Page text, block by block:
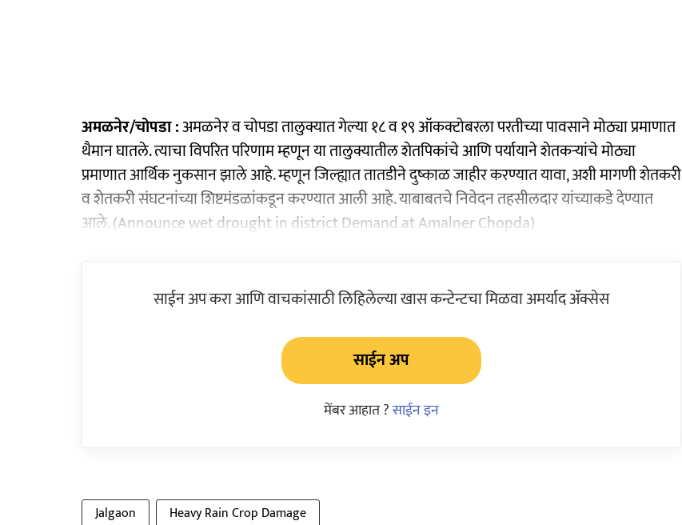
अमळनेर/चोपडा :अमळनेर व चोपडा तालुक्यात गेल्या १८ व १९ ऑकक्टोबरला परतीच्या पावसाने मोठ्या प्रमाणात
थैमान घातले. त्याचा विपरित परिणाम म्हणून या तालुक्यातील शेतपिकांचे आणि पर्यायाने शेतकऱ्यांचे मोठ्या
प्रमाणात आर्थिक नुकसान झाले आहे. म्हणून जिल्ह्यात तातडीने दुष्काळ जाहीर करण्यात यावा, अशी मागणी शेतकरी
व शेतकरी संघटनांच्या शिष्टमंडळांकडून करण्यात आली आहे. याबाबतचे निवेदन तहसीलदार यांच्याकडे देण्यात
आले. (Announce wet drought in district Demand at Amalner Chopda)
साईन अप करा आणि वाचकांसाठी लिहिलेल्या खास कन्टेन्टचा मिळवा अमर्याद ॲक्सेस
साईन अप
मेंबर आहात ?साईन इन
Jalgaon Heavy Rain Crop Damage